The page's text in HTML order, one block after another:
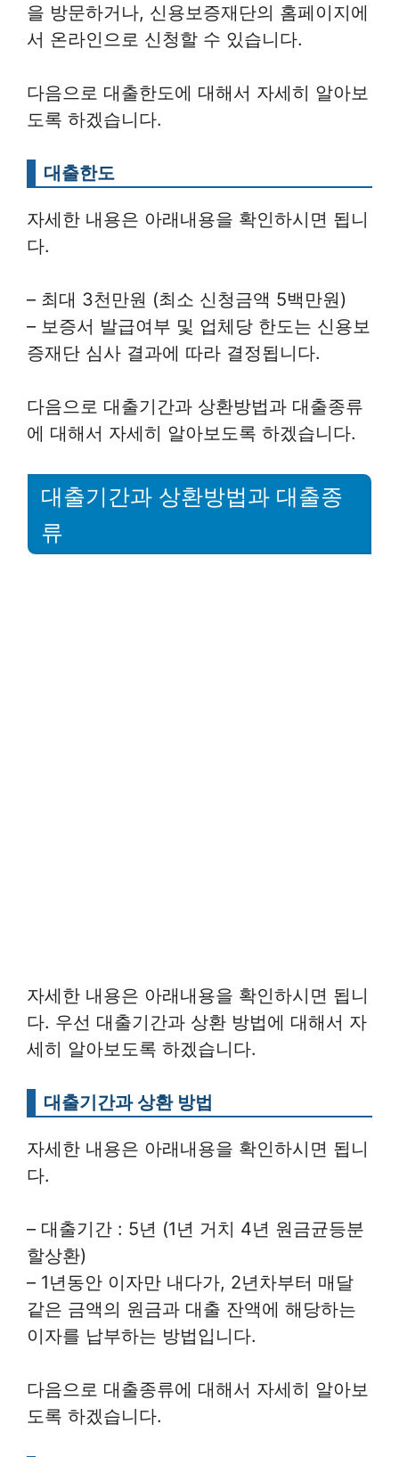
을 방문하거나, 신용보증재단의 홈페이지에
서 온라인으로 신청할 수 있습니다.
다음으로 대출한도에 대해서 자세히 알아보
도록 하겠습니다.
대출한도
자세한 내용은 아래내용을 확인하시면 됩니
다.
– 최대 3천만원 (최소 신청금액 5백만원)
– 보증서 발급여부 및 업체당 한도는 신용보
증재단 심사 결과에 따라 결정됩니다.
다음으로 대출기간과 상환방법과 대출종류
에 대해서 자세히 알아보도록 하겠습니다.
대출기간과 상환방법과 대출종
류
자세한 내용은 아래내용을 확인하시면 됩니
다. 우선 대출기간과 상환 방법에 대해서 자
세히 알아보도록 하겠습니다.
대출기간과 상환 방법
자세한 내용은 아래내용을 확인하시면 됩니
다.
– 대출기간 : 5년 (1년 거치 4년 원금균등분
할상환)
– 1년동안 이자만 내다가, 2년차부터 매달
같은 금액의 원금과 대출 잔액에 해당하는
이자를 납부하는 방법입니다.
다음으로 대출종류에 대해서 자세히 알아보
도록 하겠습니다.